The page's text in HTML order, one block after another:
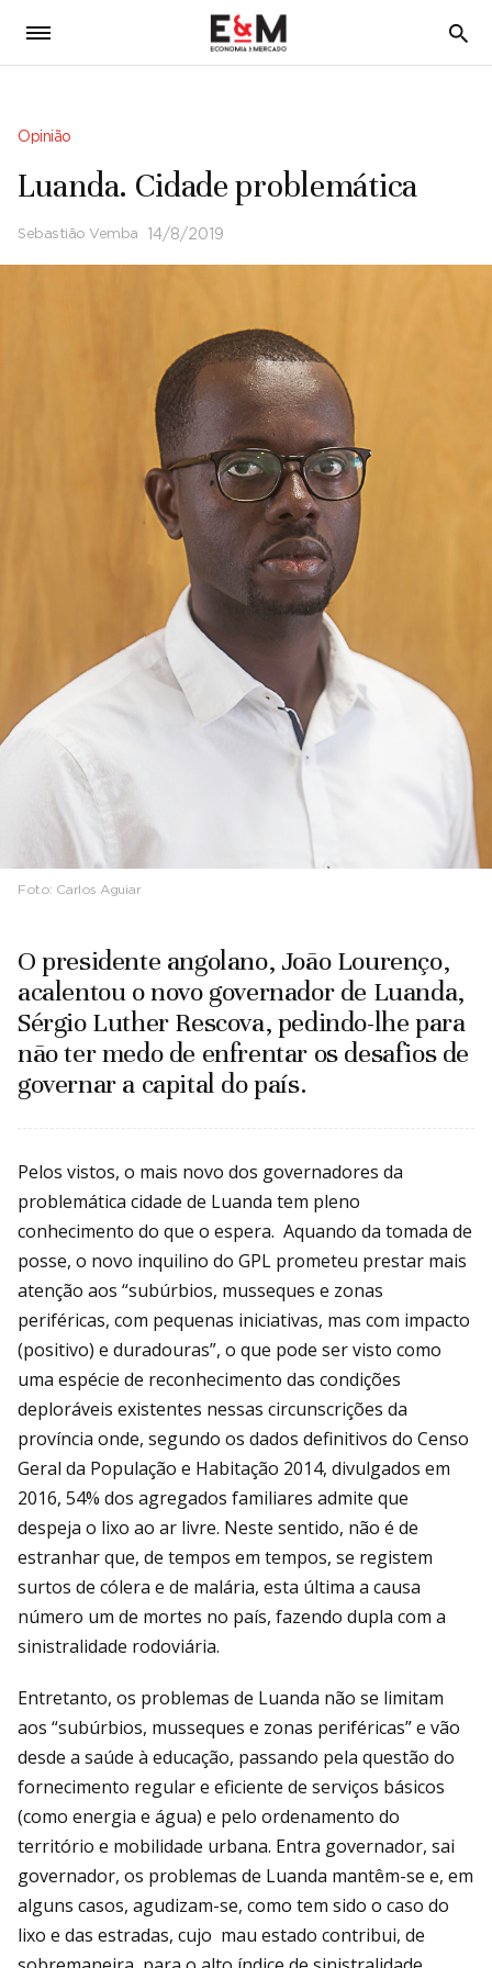
5
Opinião
Luanda. Cidade problemática
Sebastião Vemba 14/8/2019
Foto: Carlos Aguiar
O presidente angolano, João Lourenço,
acalentou o novo governador de Luanda,
Sérgio Luther Rescova, pedindo-lhe para
não ter medo de enfrentar os desafios de
governar a capital do país.
Pelos vistos, o mais novo dos governadores da
problemática cidade de Luanda tem pleno
conhecimento do que o espera. Aquando da tomada de
posse, o novo inquilino do GPL prometeu prestar mais
atenção aos “subúrbios, musseques e zonas
periféricas, com pequenas iniciativas, mas com impacto
(positivo) e duradouras”, o que pode ser visto como
uma espécie de reconhecimento das condições
deploráveis existentes nessas circunscrições da
província onde, segundo os dados definitivos do Censo
Geral da População e Habitação 2014, divulgados em
2016, 54% dos agregados familiares admite que
despeja o lixo ao ar livre. Neste sentido, não é de
estranhar que, de tempos em tempos, se registem
surtos de cólera e de malária, esta última a causa
número um de mortes no país, fazendo dupla com a
sinistralidade rodoviária.
Entretanto, os problemas de Luanda não se limitam
aos “subúrbios, musseques e zonas periféricas” e vão
desde a saúde à educação, passando pela questão do
fornecimento regular e eficiente de serviços básicos
(como energia e água) e pelo ordenamento do
território e mobilidade urbana. Entra governador, sai
governador, os problemas de Luanda mantêm-se e, em
alguns casos, agudizam-se, como tem sido o caso do
lixo e das estradas, cujo mau estado contribui, de